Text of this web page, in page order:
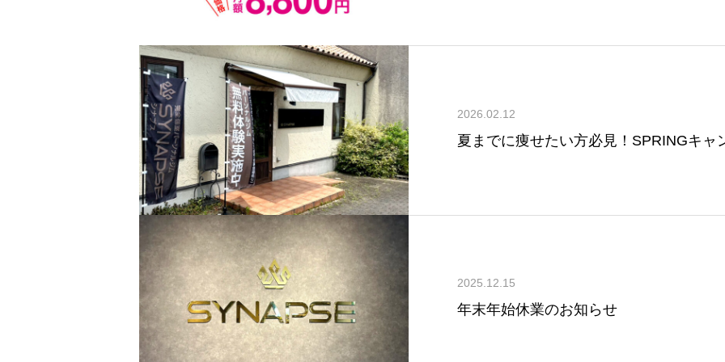
2026.02.12
夏までに痩せたい方必見！SPRINGキャ
2025.12.15
年末年始休業のお知らせ